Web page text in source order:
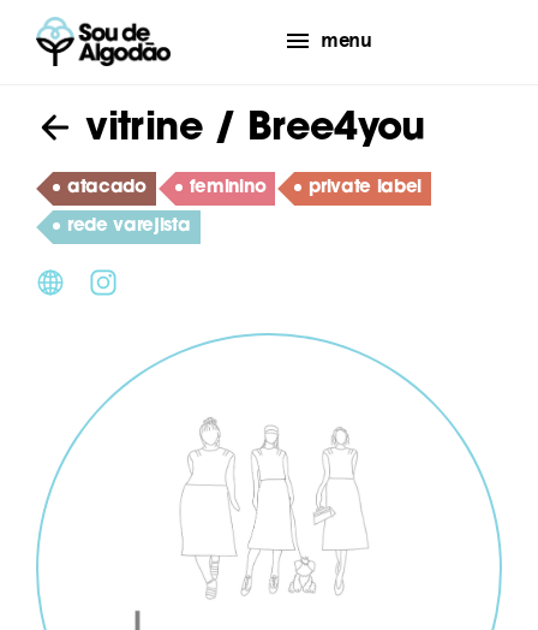
menu
vitrine/ Bree4you
atacado feminino private label
rede varejista